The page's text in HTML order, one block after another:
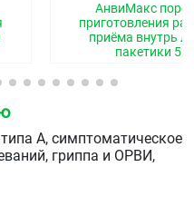
АнвиМакс
приготовления
приёма внутрь
пакетики
А, симптоматическое
гриппа и ОРВИ,
у взрослых.